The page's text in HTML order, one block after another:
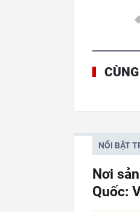
NỔI BẬT
Nơi
Quốc: